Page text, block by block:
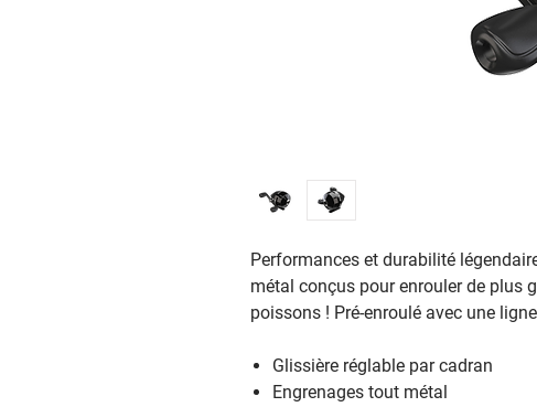
Performances et durabilité
métal conçus pour enrouler de plus
poissons ! Pré-enroulé avec une
Glissière réglable par cadran
Engrenages tout métal